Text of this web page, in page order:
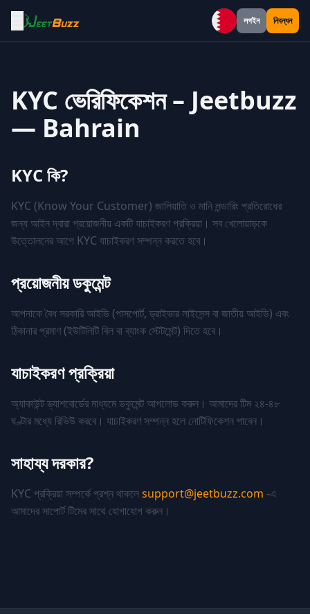
Bahrain
লগইন নিবন্ধন
KYC ভেরিফিকেশন – Jeetbuzz
— Bahrain
KYC কি?
KYC (Know Your Customer) জালিয়াতি ও মানি লন্ডারিং প্রতিরোধের
জন্য আইন দ্বারা প্রয়োজনীয় একটি যাচাইকরণ প্রক্রিয়া। সব খেলোয়াড়কে
উত্তোলনের আগে KYC যাচাইকরণ সম্পন্ন করতে হবে।
প্রয়োজনীয় ডকুমেন্ট
আপনাকে বৈধ সরকারি আইডি (পাসপোর্ট, ড্রাইভার লাইসেন্স বা জাতীয় আইডি) এবং
ঠিকানার প্রমাণ (ইউটিলিটি বিল বা ব্যাংক স্টেটমেন্ট) দিতে হবে।
যাচাইকরণ প্রক্রিয়া
অ্যাকাউন্ট ড্যাশবোর্ডের মাধ্যমে ডকুমেন্ট আপলোড করুন। আমাদের টিম ২৪-৪৮
ঘণ্টার মধ্যে রিভিউ করবে। যাচাইকরণ সম্পন্ন হলে নোটিফিকেশন পাবেন।
সাহায্য দরকার?
KYC প্রক্রিয়া সম্পর্কে প্রশ্ন থাকলেsupport@jeetbuzz.com -এ
আমাদের সাপোর্ট টিমের সাথে যোগাযোগ করুন।